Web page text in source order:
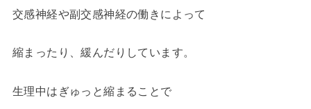
交感神経や副交感神経の働きによって
縮まったり、緩んだりしています。
生理中はぎゅっと縮まることで